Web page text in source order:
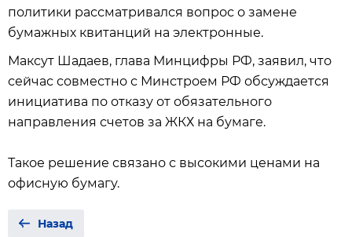
политики рассматривался вопрос о замене
бумажных квитанций на электронные.
Максут Шадаев, глава Минцифры РФ, заявил, что
сейчас совместно с Минстроем РФ обсуждается
инициатива по отказу от обязательного
направления счетов за ЖКХ на бумаге.
Такое решение связано с высокими ценами на
офисную бумагу.
Назад